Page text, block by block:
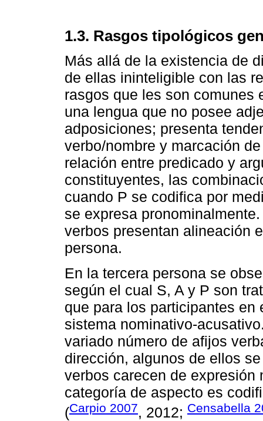
1.3. Rasgos tipológicos
Más allá de la existencia de
de ellas ininteligible con las
rasgos que les son comunes
una lengua que no posee
adposiciones; presenta
verbo/nombre y marcación
relación entre predicado y
constituyentes, las
cuando P se codifica por
se expresa
verbos presentan alineación
persona.
En la tercera persona se
según el cual S, A y P son
que para los participantes en
sistema nominativo-
variado número de afijos
dirección, algunos de ellos
verbos carecen de expresión
categoría de aspecto es
(Carpio 2007, 2012; Censabella